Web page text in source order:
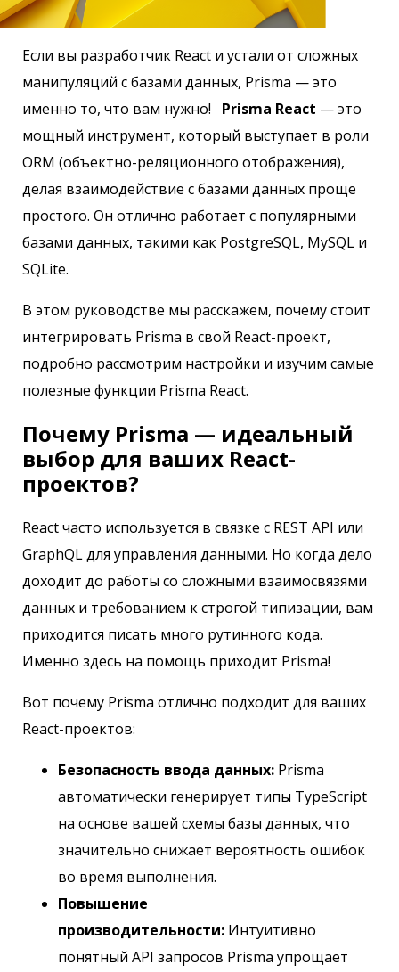
Если вы разработчик React и устали от сложных
манипуляций с базами данных, Prisma — это
именно то, что вам нужно! Prisma React — это
мощный инструмент, который выступает в роли
ORM (объектно-реляционного отображения),
делая взаимодействие с базами данных проще
простого. Он отлично работает с популярными
базами данных, такими как PostgreSQL, MySQL и
SQLite.
В этом руководстве мы расскажем, почему стоит
интегрировать Prisma в свой React-проект,
подробно рассмотрим настройки и изучим самые
полезные функции Prisma React.
Почему Prisma — идеальный
выбор для ваших React-
проектов?
React часто используется в связке с REST API или
GraphQL для управления данными. Но когда дело
доходит до работы со сложными взаимосвязями
данных и требованием к строгой типизации, вам
приходится писать много рутинного кода.
Именно здесь на помощь приходит Prisma!
Вот почему Prisma отлично подходит для ваших
React-проектов:
Безопасность ввода данных: Prisma
автоматически генерирует типы TypeScript
на основе вашей схемы базы данных, что
значительно снижает вероятность ошибок
во время выполнения.
Повышение
производительности: Интуитивно
понятный API запросов Prisma упрощает